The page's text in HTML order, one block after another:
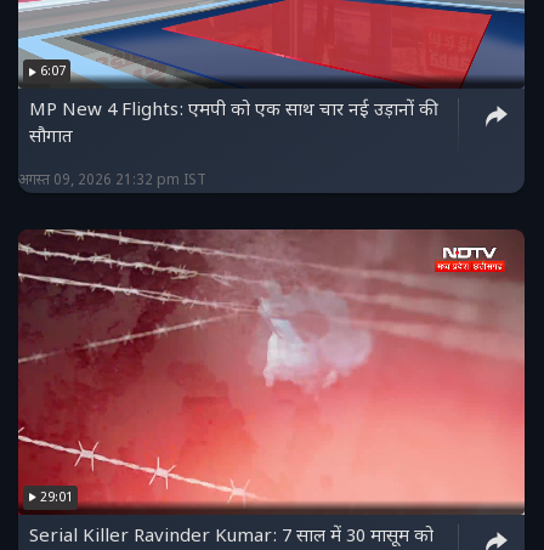
6:07
MP New 4 Flights: एमपी को एक साथ चार नई उड़ानों की
सौगात
अगस्त 09, 2026 21:32 pm IST
29:01
Serial Killer Ravinder Kumar: 7 साल में 30 मासूम को